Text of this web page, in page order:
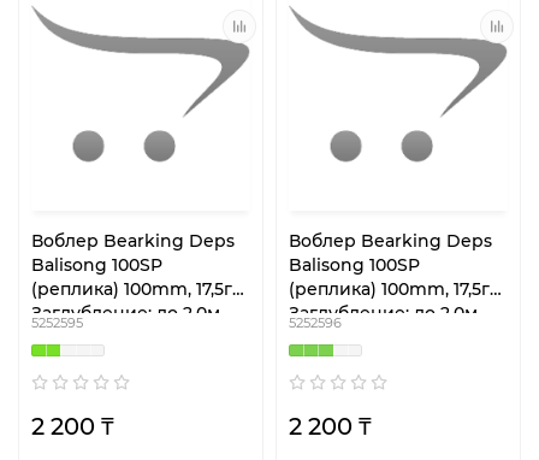
Воблер Bearking Deps
Balisong 100SP
(реплика) 100mm, 17,5гр
Заглубление: до 2.0м
5252595
2 200 ₸
Воблер Bearking Deps
Balisong 100SP
(реплика) 100mm, 17,5гр
Заглубление: до 2.0м
5252596
2 200 ₸